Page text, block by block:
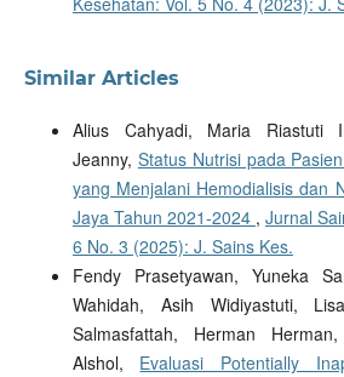
Similar Articles
Alius Cahyadi, Maria Riastuti
Jeanny, Status Nutrisi pada
yang Menjalani Hemodialisis dan
Jaya Tahun 2021-2024 ,Jurnal
6 No. 3 (2025): J. Sains Kes.
Fendy Prasetyawan, Yuneka
Wahidah, Asih Widiyastuti,
Salmasfattah, Herman
Alshol, Evaluasi Potentially